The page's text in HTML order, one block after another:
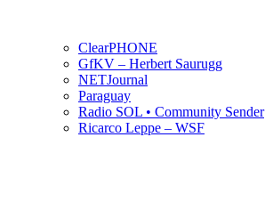
ClearPHONE
GfKV – Herbert Saurugg
NETJournal
Paraguay
Radio SOL • Community Sender
Ricarco Leppe – WSF